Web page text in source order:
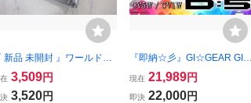
新品 未開封 』ワールドカ
ボディカバー(タフター) Si
WB-W（全長4.41m〜4.70
車両対応）CB-108 ポリ
3,509円
3,520円
『即納☆彡』GI☆GEAR GIギ
ア デリカD:5 CV5W / CV1W
ジーアイ・ギア フロントバ
ンパーガード フロントブル
現在 21,989円
即決 22,000円